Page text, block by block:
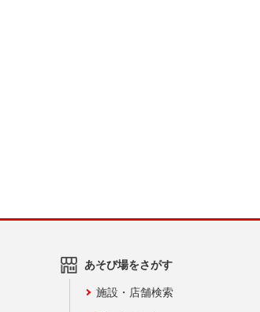
あそび場をさがす
施設・店舗検索